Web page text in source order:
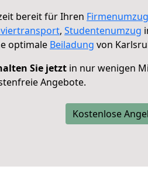
bereit für Ihren Firmenumzug
, Studentenumzug
optimale Beiladung von
Sie jetzt in nur wenigen
Angebote.
Kostenlose